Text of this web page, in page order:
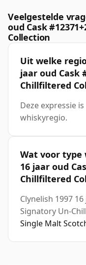
Veelgestelde
oud Cask
Collection
Uit welke
jaar oud Cask
Chillfiltered
Deze expressie
whiskyregio.
Wat voor type
16 jaar oud
Chillfiltered
Clynelish 1997
Signatory Un-
Single Malt